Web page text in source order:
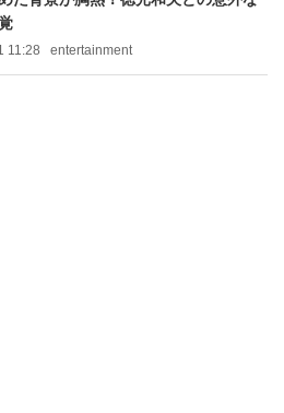
11:28 entertainment